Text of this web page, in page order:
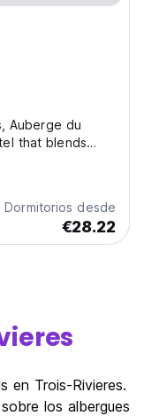
Auberge du
that blends
greens of Club
fascinating
Dormitorios desde
€28.22
en Trois-Rivieres.
los albergues